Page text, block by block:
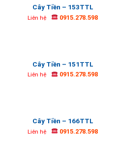
Cây Tiền – 153TTL
Liên hệ 0915.278.598
Cây Tiền – 151TTL
Liên hệ 0915.278.598
Cây Tiền – 166TTL
Liên hệ 0915.278.598